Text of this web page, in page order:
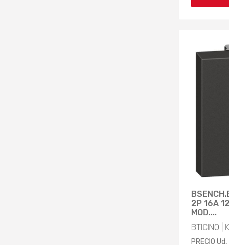
2P 16A
MOD....
BTICINO |
PRECIO Ud.